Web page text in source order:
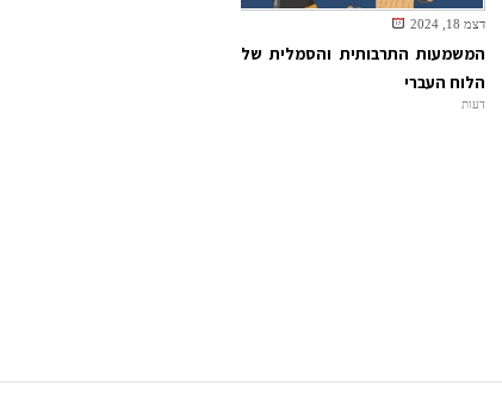
דצמ 18, 2024
המשמעות התרבותית והסמלית של
הלוח העברי
דעות